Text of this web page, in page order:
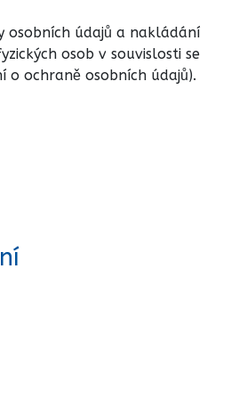
osobních údajů a nakládání
osob v souvislosti se
o ochraně osobních údajů).